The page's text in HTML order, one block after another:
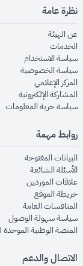
نظرة عامة
عن الهيئةnew window
الخدماتnew window
سياسة الاستخدام
سياسة الخصوصية
المركز الإعلاميwindow
المشاركة الإلكترونية
سياسة حرية المعلومات
روابط مهمة
البيانات المفتوحة
الأسئلة الشائعةwindow
علاقات الموردين
خريطة الموقعwindow
المنافسات العامة
سياسة سهولة الوصول
المنصة الوطنية
الاتصال والدعم